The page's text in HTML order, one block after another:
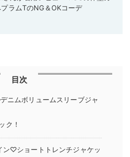
ラムTのNG＆OKコーデ
目次
ニムボリュームスリーブジャ
ク！
ン♡ショートトレンチジャケッ